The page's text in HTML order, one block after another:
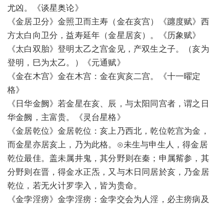
尤凶。《谈星奥论》
《金居卫分》金照卫而主寿（金在亥宫）《躔度赋》西
方太白向卫分，益寿延年（金星居亥）。《历象赋》
《太白双胎》登明太乙之宫金见，产双生之子。（亥为
登明，巳为太乙。）《元通赋》
《金在木宫》金在木宫：金在寅亥二宫。《十一曜定
格》
《日华金阙》若金星在亥、辰，与太阳同宫者，谓之日
华金阙，主富贵。《灵台星格》
《金居乾位》金居乾位：亥上乃西北，乾位乾宫为金，
而金星亦居亥上，乃为此格。⊙未生与申生人，得金居
乾位最佳。盖未属井鬼，其分野则在秦；申属觜参，其
分野则在晋，得金水正炁，又与木日同居於亥，乃金居
乾位，若无火计罗孛入，皆为贵命。
《金孛淫痨》金孛淫痨：金孛交会为人淫，必主痨病及